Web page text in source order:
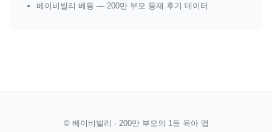
베이비빌리 베동 — 200만 부모 등재 후기 데이터
© 베이비빌리 · 200만 부모의 1등 육아 앱